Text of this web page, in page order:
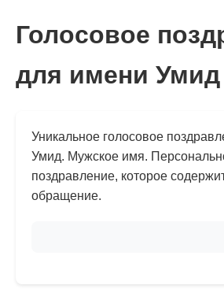
Голосовое
для имени Умид
Уникальное голосовое
Умид. Мужское имя.
поздравление, которое
обращение.